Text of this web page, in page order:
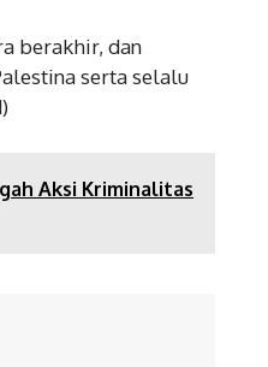
berakhir, dan
serta selalu
Aksi Kriminalitas